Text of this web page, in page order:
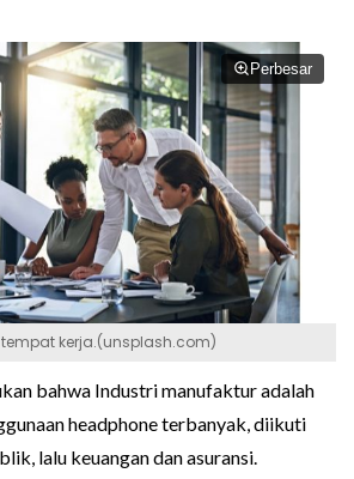
Perbesar
kerja.(unsplash.com)
bahwa Industri manufaktur adalah
headphone terbanyak, diikuti
lalu keuangan dan asuransi.